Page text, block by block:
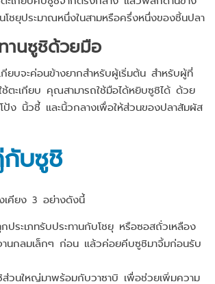
โชยุประมาณหนึ่งในสามหรือครึ่งหนึ่งของชิ้นปลา
านซูชิด้วยมือ
ยบจะค่อนข้างยากสำหรับผู้เริ่มต้น สำหรับผู้ที่
ช้ตะเกียบ คุณสามารถใช้มือได้หยิบซูชิได้ ด้วย
ป้ง นิ้วชี้ และนิ้วกลางเพื่อให้ส่วนของปลาสัมผัส
บซูชิ
เคียง 3 อย่างดังนี้
ประเภทรับประทานกับโชยุ หรือซอสถั่วเหลือง
จานกลมเล็กๆ ก่อน แล้วค่อยคีบซูชิมาจิ้มก่อนรับ
วนใหญ่มาพร้อมกับวาซาบิ เพื่อช่วยเพิ่มความ